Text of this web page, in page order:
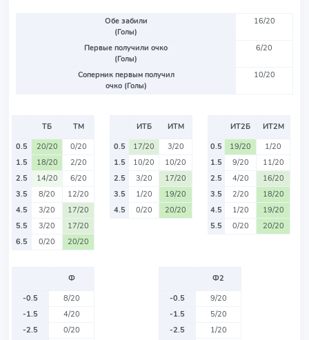
Обе забили
(Голы)
16/20
Первые получили очко
(Голы)
6/20
Соперник первым получил
очко (Голы)
10/20
ТБ
ТМ
0.5
20/20
0/20
1.5
18/20
2/20
2.5
14/20
6/20
3.5
8/20
12/20
4.5
3/20
17/20
5.5
3/20
17/20
6.5
0/20 20/20
ИТБ
ИТМ
0.5
17/20
3/20
1.5
10/20
10/20
2.5
3/20
17/20
3.5
1/20
19/20
4.5
0/20 20/20
ИТ2Б
ИТ2М
0.5
19/20
1/20
1.5
9/20
11/20
2.5
4/20
16/20
3.5
2/20
18/20
4.5
1/20
19/20
5.5
0/20 20/20
Ф
-0.5
8/20
-1.5
4/20
-2.5
0/20
Ф2
-0.5
9/20
-1.5
5/20
-2.5
1/20